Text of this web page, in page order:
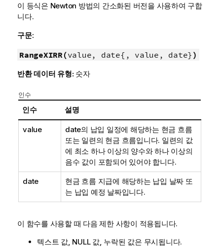
이 등식은 Newton 방법의 간소화된 버전을 사용하여 구합
니다.
구문:
RangeXIRR(value, date{, value, date} )
반환 데이터 유형: 숫자
인수
인수 설명
value
date의 납입 일정에 해당하는 현금 흐름
또는 일련의 현금 흐름입니다. 일련의 값
에 최소 하나 이상의 양수와 하나 이상의
음수 값이 포함되어 있어야 합니다.
date
현금 흐름 지급에 해당하는 납입 날짜 또
는 납입 예정 날짜입니다.
이 함수를 사용할 때 다음 제한 사항이 적용됩니다.
텍스트 값, NULL값, 누락된 값은 무시됩니다.